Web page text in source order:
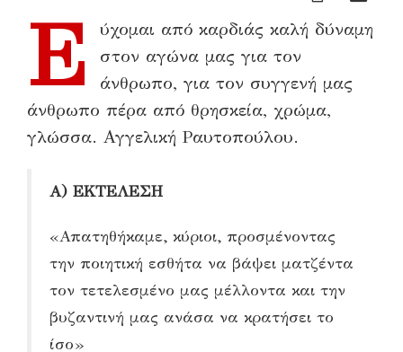
Ε
ύχομαι από καρδιάς καλή δύναμη
στον αγώνα μας για τον
άνθρωπο, για τον συγγενή μας
άνθρωπο πέρα από θρησκεία, χρώμα,
γλώσσα. Αγγελική Ραυτοπούλου.
Α) ΕΚΤΕΛΕΣΗ
«Απατηθήκαμε, κύριοι, προσμένοντας
την ποιητική εσθήτα να βάψει ματζέντα
τον τετελεσμένο μας μέλλοντα και την
βυζαντινή μας ανάσα να κρατήσει το
ίσο»